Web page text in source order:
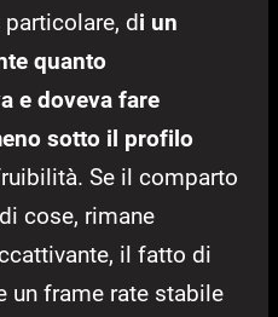
di un
quanto
e doveva fare
sotto il profilo
Se il comparto
cose, rimane
il fatto di
un frame rate stabile